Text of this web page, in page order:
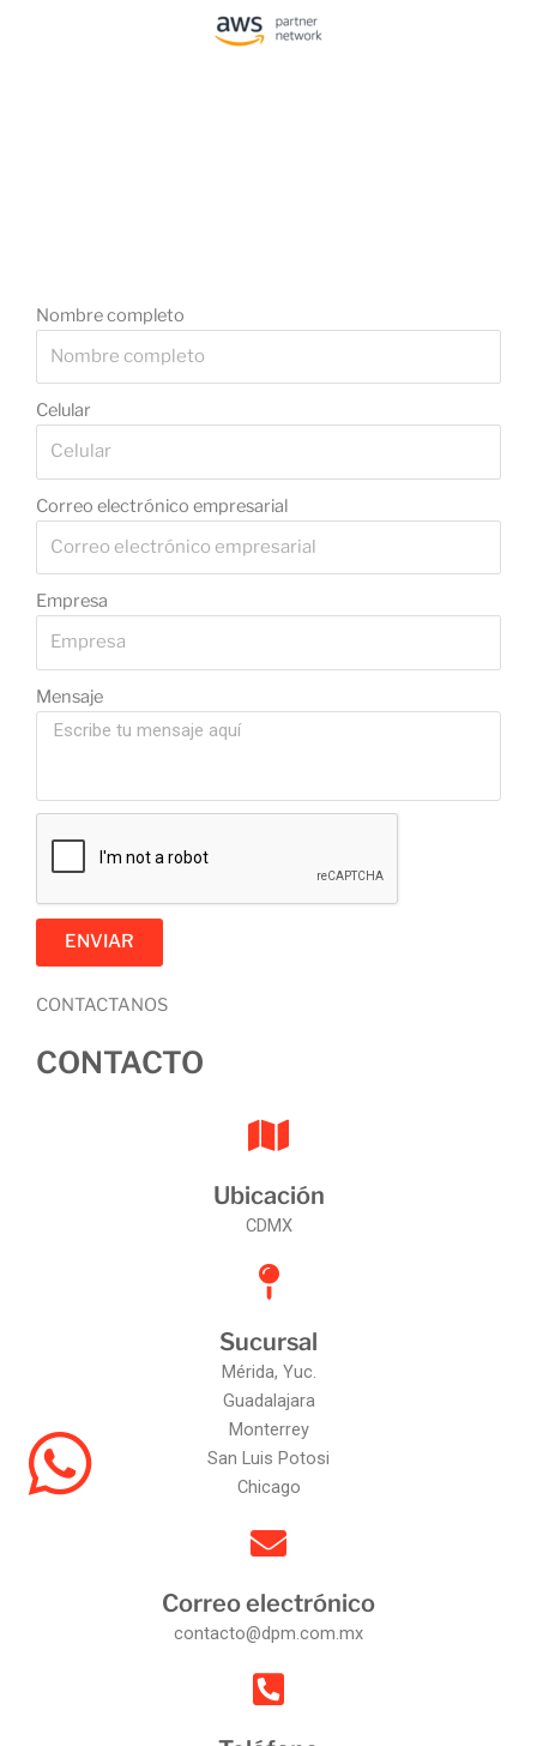
Nombre completo
Celular
Correo electrónico empresarial
Empresa
Mensaje
ENVIAR
CONTACTANOS
CONTACTO
Ubicación
CDMX
Sucursal
Mérida, Yuc.
Guadalajara
Monterrey
San Luis Potosi
Chicago
Correo electrónico
contacto@dpm.com.mx